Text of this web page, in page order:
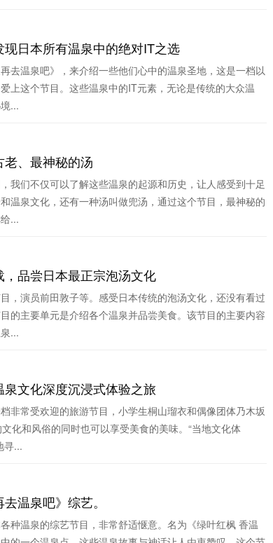
现日本所有温泉中的绝对IT之选
去温泉吧》，来介绍一些他们心中的温泉圣地，这是一档以
上这个节目。这些温泉中的IT元素，无论是传统的大众温
...
、最神秘的汤
我们不仅可以了解这些温泉的起源和历史，让人感受到十足
温泉文化，还有一种汤叫做兜汤，通过这个节目，最神秘的
...
，品尝日本最正宗泡汤文化
，演员前田敦子等。感受日本传统的泡汤文化，还没有看过
的主要单元是介绍各个温泉并品尝美食。该节目的主要内容
...
泉文化深度沉浸式体验之旅
非常受欢迎的旅游节目，小学生桐山瑠衣和偶像团体乃木坂
化和风俗的同时也可以享受美食的美味。“当地文化体
寻...
温泉吧》综艺。
温泉的综艺节目，非常舒适惬意。名为《绿叶红枫 香温